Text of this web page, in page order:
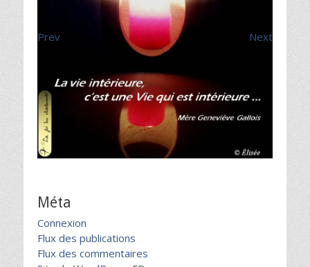
Prev Next
Méta
Connexion
Flux des publications
Flux des commentaires